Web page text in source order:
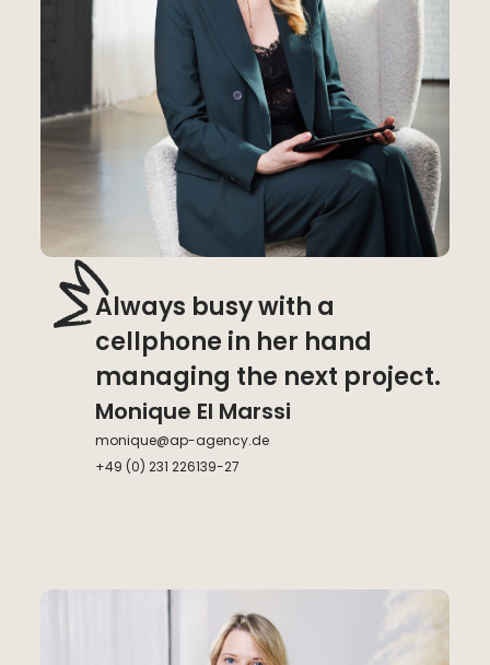
Always busy with a
cellphone in her hand
managing the next project.
Monique El Marssi
monique@ap-agency.de
+49 (0) 231 226139-27